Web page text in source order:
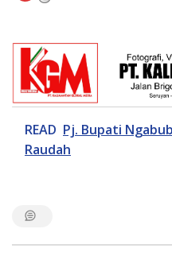
READ Pj. Bupati
Raudah